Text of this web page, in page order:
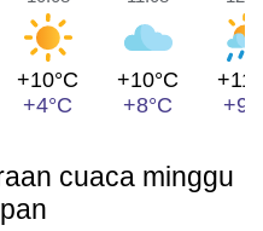
+10°C
+4°C
+10°C
+8°C
cuaca minggu